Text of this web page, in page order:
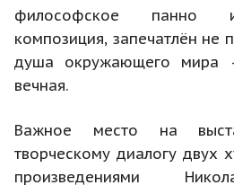
философское панно
композиция, запечатлён не
душа окружающего мира
вечная.
Важное место на
творческому диалогу двух
произведениями